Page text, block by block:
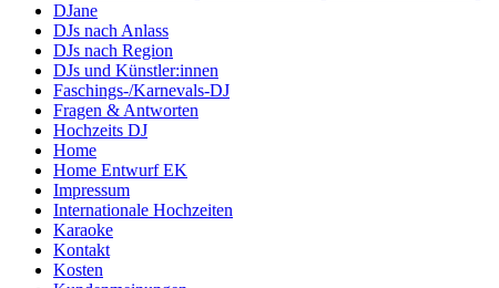
DJane
DJs nach Anlass
DJs nach Region
DJs und Künstler:innen
Faschings-/Karnevals-DJ
Fragen & Antworten
Hochzeits DJ
Home
Home Entwurf EK
Impressum
Internationale Hochzeiten
Karaoke
Kontakt
Kosten